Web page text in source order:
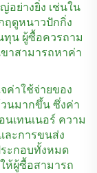
อย่างยิ่ง เช่นใน
ฤดูหนาวปักกิ่ง
ทุน ผู้ซื้อควรถาม
าสามารถหาค่า
ค่าใช้จ่ายของ
นมากขึ้น ซึ่งค่า
เทนเนอร์ ความ
ละการขนส่ง
ระกอบทั้งหมด
ห้ผู้ซื้อสามารถ